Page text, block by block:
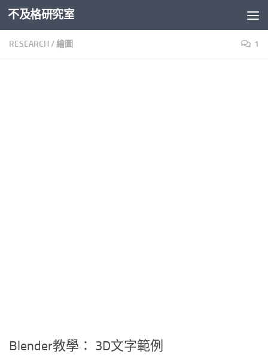
Skip to content
不及格研究室
RESEARCH/繪圖 1
Blender教學： 3D文字範例